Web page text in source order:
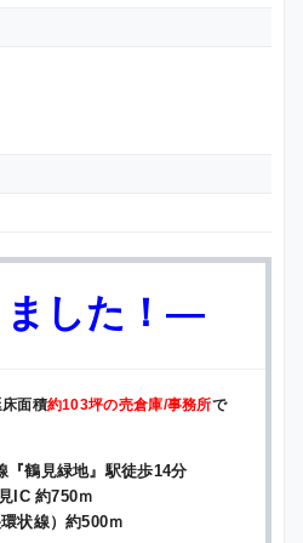
した！—
面積約103坪の売倉庫/事務所で
鶴見緑地』駅徒歩14分
IC 約750ｍ
状線）約500ｍ